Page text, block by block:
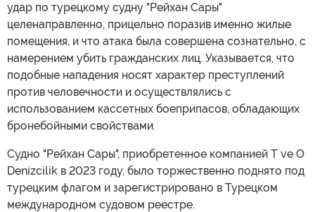
удар по турецкому судну "Рейхан Сары"
целенаправленно, прицельно поразив именно жилые
помещения, и что атака была совершена сознательно, с
намерением убить гражданских лиц. Указывается, что
подобные нападения носят характер преступлений
против человечности и осуществлялись с
использованием кассетных боеприпасов, обладающих
бронебойными свойствами.
Судно "Рейхан Сары", приобретенное компанией T ve O
Denizcilik в 2023 году, было торжественно поднято под
турецким флагом и зарегистрировано в Турецком
международном судовом реестре.